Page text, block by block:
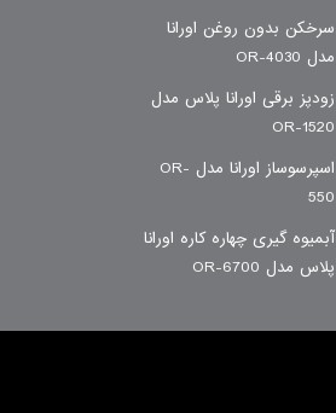
سرخکن بدون روغن اورانا
مدل OR-4030
زودپز برقی اورانا پلاس مدل
OR-1520
اسپرسوساز اورانا مدل OR-
550
آبمیوه گیری چهاره کاره اورانا
پلاس مدل OR-6700